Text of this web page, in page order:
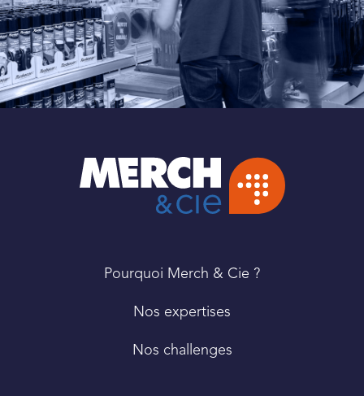
Pourquoi Merch & Cie ?
Nos expertises
Nos challenges